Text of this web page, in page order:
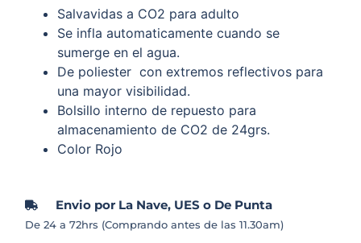
Salvavidas a CO2 para adulto
Se infla automaticamente cuando se
sumerge en el agua.
De poliester con extremos reflectivos para
una mayor visibilidad.
Bolsillo interno de repuesto para
almacenamiento de CO2 de 24grs.
Color Rojo
Envio por La Nave, UES o De Punta
De 24 a 72hrs (Comprando antes de las 11.30am)